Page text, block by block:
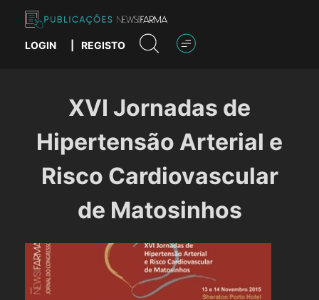
content
Publicações News Farma
LOGIN REGISTO
XVI Jornadas de
Hipertensão Arterial e
Risco Cardiovascular
de Matosinhos